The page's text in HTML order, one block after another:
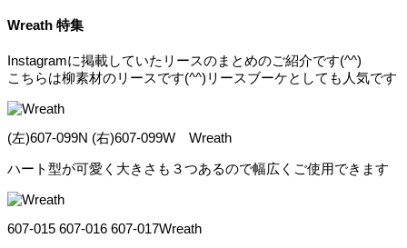
Wreath 特集
Instagramに掲載していたリースのまとめのご紹介です(^^)
こちらは柳素材のリースです(^^)リースブーケとしても人気です
(左)607-099N (右)607-099W Wreath
ハート型が可愛く大きさも３つあるので幅広くご使用できます
607-015 607-016 607-017Wreath